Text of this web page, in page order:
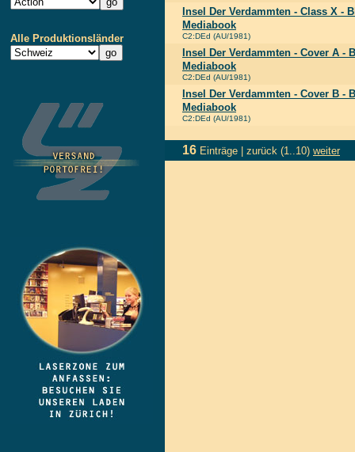
Alle Produktionsländer
Insel Der Verdammten - Class X -
Mediabook
C2:DEd (AU/1981)
Insel Der Verdammten - Cover A -
Mediabook
C2:DEd (AU/1981)
Insel Der Verdammten - Cover B -
Mediabook
C2:DEd (AU/1981)
16 Einträge | zurück (1..10) weiter